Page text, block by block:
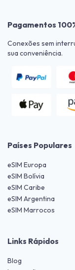
Pagamentos
Conexões sem
sua conveniência.
Países Populares
eSIM Europa
eSIM Bolívia
eSIM Caribe
eSIM Argentina
eSIM Marrocos
Links Rápidos
Blog